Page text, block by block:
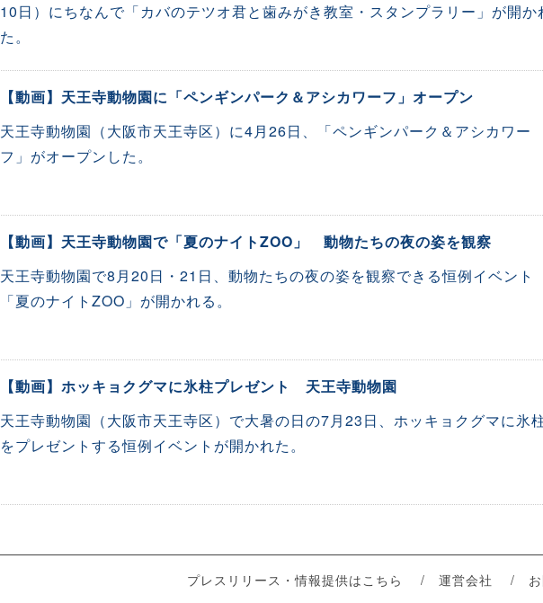
10日）にちなんで「カバのテツオ君と歯みがき教室・スタンプラリー」が開か
た。
【動画】天王寺動物園に「ペンギンパーク＆アシカワーフ」オープン
天王寺動物園（大阪市天王寺区）に4月26日、「ペンギンパーク＆アシカワー
フ」がオープンした。
【動画】天王寺動物園で「夏のナイトZOO」 動物たちの夜の姿を観察
天王寺動物園で8月20日・21日、動物たちの夜の姿を観察できる恒例イベント
「夏のナイトZOO」が開かれる。
【動画】ホッキョクグマに氷柱プレゼント 天王寺動物園
天王寺動物園（大阪市天王寺区）で大暑の日の7月23日、ホッキョクグマに氷
をプレゼントする恒例イベントが開かれた。
プレスリリース・情報提供はこちら 運営会社